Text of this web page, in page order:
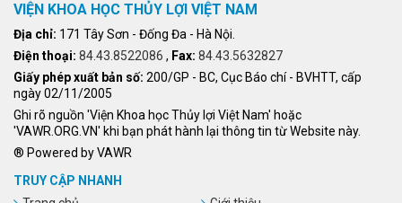
VIỆN KHOA HỌC THỦY LỢI VIỆT NAM
Địa chỉ: 171 Tây Sơn - Đống Đa - Hà Nội.
Điện thoại: 84.43.8522086 , Fax: 84.43.5632827
Giấy phép xuất bản số: 200/GP - BC, Cục Báo chí - BVHTT, cấp
ngày 02/11/2005
Ghi rõ nguồn 'Viện Khoa học Thủy lợi Việt Nam' hoặc
'VAWR.ORG.VN' khi bạn phát hành lại thông tin từ Website này.
® Powered by VAWR
TRUY CẬP NHANH